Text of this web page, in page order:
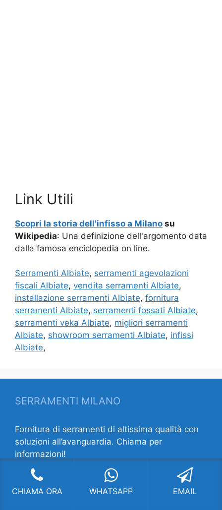
Link Utili
Scopri la storia dell'infisso a Milano su
Wikipedia: Una definizione dell'argomento data
dalla famosa enciclopedia on line.
Serramenti Albiate, serramenti agevolazioni
fiscali Albiate, vendita serramenti Albiate,
installazione serramenti Albiate, fornitura
serramenti Albiate, serramenti fossati Albiate,
serramenti veka Albiate, migliori serramenti
Albiate, showroom serramenti Albiate, infissi
Albiate,
SERRAMENTI MILANO
Fornitura di serramenti di altissima qualità con
soluzioni all’avanguardia. Chiama per
informazioni!
INDIRIZZO:
V.le Lombardia 63 ang. Via Porpora
20131 Milano MI
CHIAMA ORA WHATSAPP EMAIL